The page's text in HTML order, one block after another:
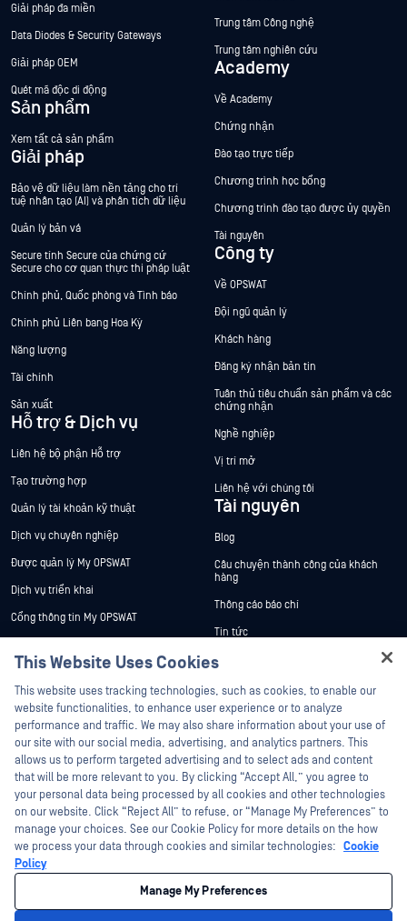
Giải pháp đa miền
Data Diodes & Security Gateways
Giải pháp OEM
Quét mã độc di động
Sản phẩm
Xem tất cả sản phẩm
Giải pháp
Bảo vệ dữ liệu làm nền tảng cho trí
tuệ nhân tạo (AI) và phân tích dữ liệu
Quản lý bản vá
Secure tính Secure của chứng cứ
Secure cho cơ quan thực thi pháp luật
Chính phủ, Quốc phòng và Tình báo
Chính phủ Liên bang Hoa Kỳ
Năng lượng
Tài chính
Sản xuất
Hỗ trợ & Dịch vụ
Liên hệ bộ phận Hỗ trợ
Tạo trường hợp
Quản lý tài khoản kỹ thuật
Dịch vụ chuyên nghiệp
Được quản lý My OPSWAT
Dịch vụ triển khai
Cổng thông tin My OPSWAT
Chương trình Xử lý Lỗ hổng Bảo mật
Đối tác
Chứng nhận
Đối tác công nghệ
Chương trình đối tác kênh phân phối
Trung tâm Công nghệ
Trung tâm nghiên cứu
Academy
Về Academy
Chứng nhận
Đào tạo trực tiếp
Chương trình học bổng
Chương trình đào tạo được ủy quyền
Tài nguyên
Công ty
Về OPSWAT
Đội ngũ quản lý
Khách hàng
Đăng ký nhận bản tin
Tuân thủ tiêu chuẩn sản phẩm và các
chứng nhận
Nghề nghiệp
Vị trí mở
Liên hệ với chúng tôi
Tài nguyên
Blog
Câu chuyện thành công của khách
hàng
Thông cáo báo chí
Tin tức
Sự kiện
Hội thảo trên trực tuyến
Datasheets
White Papers
Công cụ miễn phí
©2026 OPSWAT Công ty TNHH. Mọi quyền được bảo lưu. OPSWAT , MetaDefender
Metascan, MetaAccess , cái OPSWAT Logo, Không tin tưởng bất kỳ tệp tin nào.
Không tin tưởng bất kỳ thiết bị nào. OPSWAT Academy Bảo vệ thế giới cơ sở hạ
tầng trọng yếu Deep CDR™ Technology, InQuest, Logo InQuest, DFI, RetroHunt, Deep
File Inspection và Join the Hunt là các nhãn hiệu thương mại của OPSWAT Các
nhãn hiệu của bên thứ ba là tài sản của chủ sở hữu tương ứng.
This Website Uses Cookies
This website uses tracking technologies, such as cookies, to enable our
website functionalities, to enhance user experience or to analyze
performance and traffic. We may also share information about your use of
our site with our social media, advertising, and analytics partners. This
allows us to perform targeted advertising and to select ads and content
that will be more relevant to you. By clicking “Accept All,” you agree to
your personal data being processed by all cookies and other technologies
on our website. Click “Reject All” to refuse, or “Manage My Preferences” to
manage your choices. See our Cookie Policy for more details on the how
we process your data through cookies and similar technologies: Cookie
Policy
Manage My Preferences
Hey there!
I'm Ozzy, your OPSWAT virtual assistant.
How can I help you secure what's critical
today?